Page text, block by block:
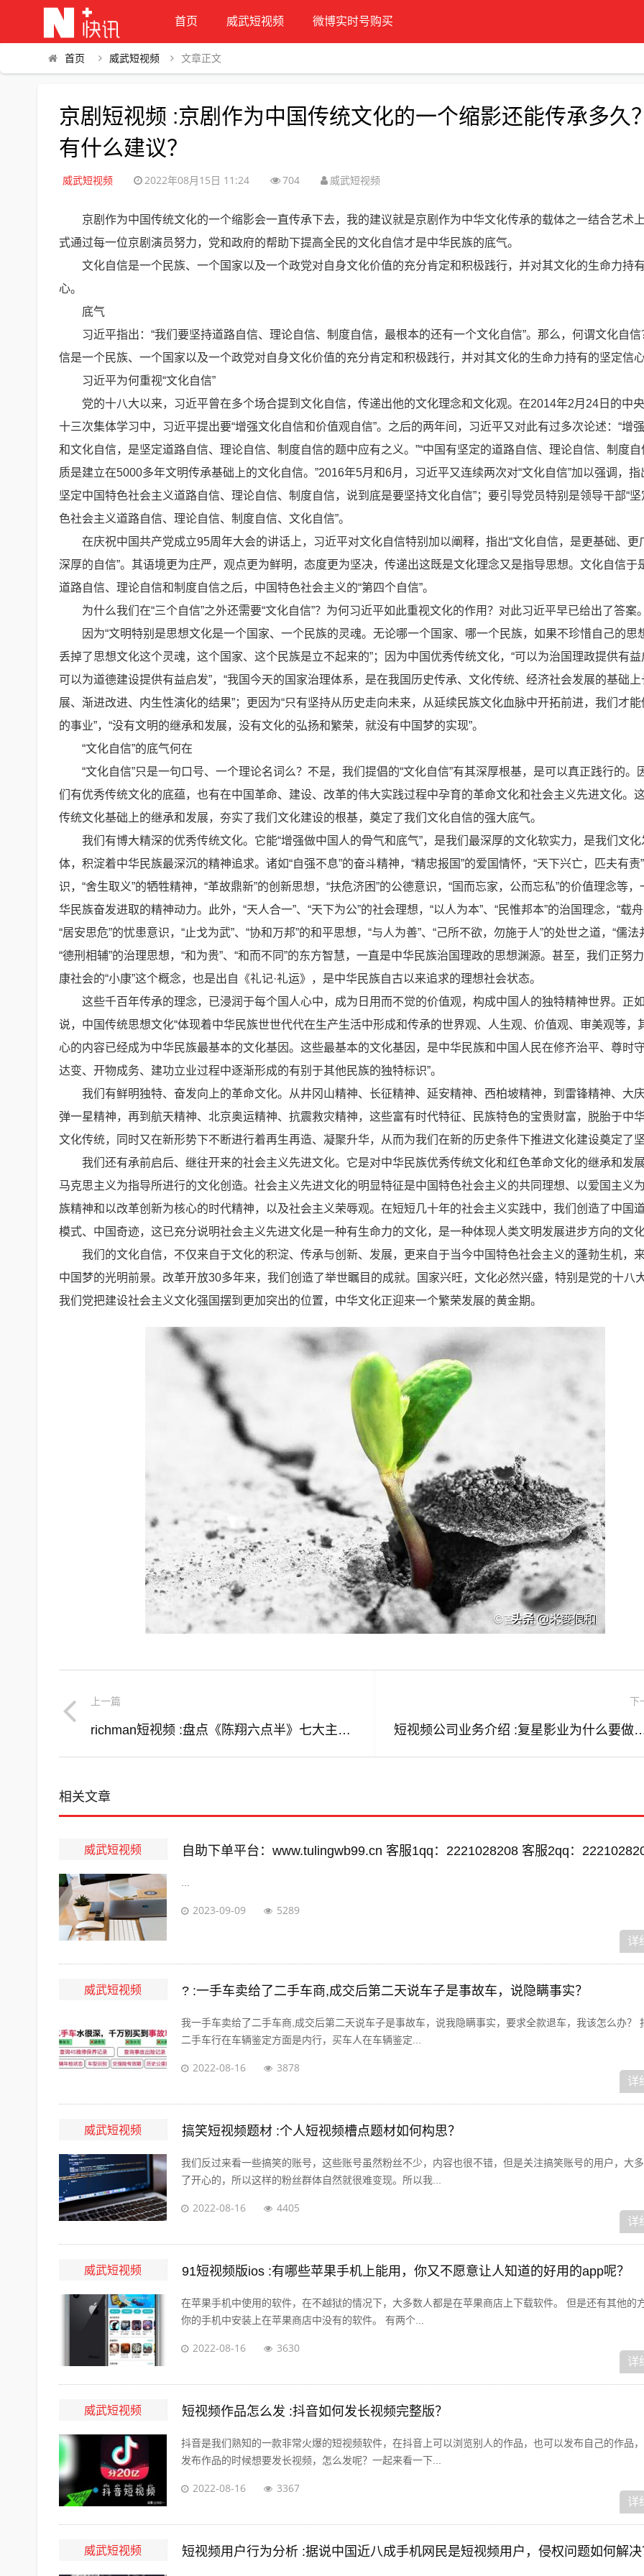
首页 威武短视频 微博实时号购买
首页 威武短视频 文章正文
京剧短视频 :京剧作为中国传统文化的一个缩影还能传承多久
有什么建议？
威武短视频 2022年08月15日 11:24 704 威武短视频
京剧作为中国传统文化的一个缩影会一直传承下去，我的建议就是京剧作为中华文化传承的载体之一结合艺术
式通过每一位京剧演员努力，党和政府的帮助下提高全民的文化自信才是中华民族的底气。
文化自信是一个民族、一个国家以及一个政党对自身文化价值的充分肯定和积极践行，并对其文化的生命力持
心。
底气
习近平指出：“我们要坚持道路自信、理论自信、制度自信，最根本的还有一个文化自信”。那么，何谓文化自信
信是一个民族、一个国家以及一个政党对自身文化价值的充分肯定和积极践行，并对其文化的生命力持有的坚定信心
习近平为何重视“文化自信”
党的十八大以来，习近平曾在多个场合提到文化自信，传递出他的文化理念和文化观。在2014年2月24日的中
十三次集体学习中，习近平提出要“增强文化自信和价值观自信”。之后的两年间，习近平又对此有过多次论述：“增
和文化自信，是坚定道路自信、理论自信、制度自信的题中应有之义。”“中国有坚定的道路自信、理论自信、制度
质是建立在5000多年文明传承基础上的文化自信。”2016年5月和6月，习近平又连续两次对“文化自信”加以强调，指
坚定中国特色社会主义道路自信、理论自信、制度自信，说到底是要坚持文化自信”；要引导党员特别是领导干部“
色社会主义道路自信、理论自信、制度自信、文化自信”。
在庆祝中国共产党成立95周年大会的讲话上，习近平对文化自信特别加以阐释，指出“文化自信，是更基础、更
深厚的自信”。其语境更为庄严，观点更为鲜明，态度更为坚决，传递出这既是文化理念又是指导思想。文化自信于
道路自信、理论自信和制度自信之后，中国特色社会主义的“第四个自信”。
为什么我们在“三个自信”之外还需要“文化自信”？为何习近平如此重视文化的作用？对此习近平早已给出了答案。
因为“文明特别是思想文化是一个国家、一个民族的灵魂。无论哪一个国家、哪一个民族，如果不珍惜自己的思
丢掉了思想文化这个灵魂，这个国家、这个民族是立不起来的”；因为中国优秀传统文化，“可以为治国理政提供有益
可以为道德建设提供有益启发”，“我国今天的国家治理体系，是在我国历史传承、文化传统、经济社会发展的基础上
展、渐进改进、内生性演化的结果”；更因为“只有坚持从历史走向未来，从延续民族文化血脉中开拓前进，我们才能
的事业”，“没有文明的继承和发展，没有文化的弘扬和繁荣，就没有中国梦的实现”。
“文化自信”的底气何在
“文化自信”只是一句口号、一个理论名词么？不是，我们提倡的“文化自信”有其深厚根基，是可以真正践行的。
们有优秀传统文化的底蕴，也有在中国革命、建设、改革的伟大实践过程中孕育的革命文化和社会主义先进文化。
传统文化基础上的继承和发展，夯实了我们文化建设的根基，奠定了我们文化自信的强大底气。
我们有博大精深的优秀传统文化。它能“增强做中国人的骨气和底气”，是我们最深厚的文化软实力，是我们文化
体，积淀着中华民族最深沉的精神追求。诸如“自强不息”的奋斗精神，“精忠报国”的爱国情怀，“天下兴亡，匹夫有责
识，“舍生取义”的牺牲精神，“革故鼎新”的创新思想，“扶危济困”的公德意识，“国而忘家，公而忘私”的价值理念等，
华民族奋发进取的精神动力。此外，“天人合一”、“天下为公”的社会理想，“以人为本”、“民惟邦本”的治国理念，“载舟
“居安思危”的忧患意识，“止戈为武”、“协和万邦”的和平思想，“与人为善”、“己所不欲，勿施于人”的处世之道，“儒法
“德刑相辅”的治理思想，“和为贵”、“和而不同”的东方智慧，一直是中华民族治国理政的思想渊源。甚至，我们正努
康社会的“小康”这个概念，也是出自《礼记·礼运》，是中华民族自古以来追求的理想社会状态。
这些千百年传承的理念，已浸润于每个国人心中，成为日用而不觉的价值观，构成中国人的独特精神世界。正
说，中国传统思想文化“体现着中华民族世世代代在生产生活中形成和传承的世界观、人生观、价值观、审美观等，
心的内容已经成为中华民族最基本的文化基因。这些最基本的文化基因，是中华民族和中国人民在修齐治平、尊时
达变、开物成务、建功立业过程中逐渐形成的有别于其他民族的独特标识”。
我们有鲜明独特、奋发向上的革命文化。从井冈山精神、长征精神、延安精神、西柏坡精神，到雷锋精神、大
弹一星精神，再到航天精神、北京奥运精神、抗震救灾精神，这些富有时代特征、民族特色的宝贵财富，脱胎于中
文化传统，同时又在新形势下不断进行着再生再造、凝聚升华，从而为我们在新的历史条件下推进文化建设奠定了坚
我们还有承前启后、继往开来的社会主义先进文化。它是对中华民族优秀传统文化和红色革命文化的继承和发
马克思主义为指导所进行的文化创造。社会主义先进文化的明显特征是中国特色社会主义的共同理想、以爱国主义
族精神和以改革创新为核心的时代精神，以及社会主义荣辱观。在短短几十年的社会主义实践中，我们创造了中国
模式、中国奇迹，这已充分说明社会主义先进文化是一种有生命力的文化，是一种体现人类文明发展进步方向的文化
我们的文化自信，不仅来自于文化的积淀、传承与创新、发展，更来自于当今中国特色社会主义的蓬勃生机，
中国梦的光明前景。改革开放30多年来，我们创造了举世瞩目的成就。国家兴旺，文化必然兴盛，特别是党的十八大
我们党把建设社会主义文化强国摆到更加突出的位置，中华文化正迎来一个繁荣发展的黄金期。
上一篇
richman短视频 :盘点《陈翔六点半》七大主创人员，你最喜欢哪一位？
下
短视频公司业务介绍 :复星影业
相关文章
威武短视频 自助下单平台：www.tulingwb99.cn 客服1qq：2221028208 客服2qq：
2023-09-09 5289
详
威武短视频 ? :一手车卖给了二手车商,成交后第二天说车子是事故车，说隐瞒事实？
我一手车卖给了二手车商,成交后第二天说车子是事故车，说我隐瞒事实，要求全款退车，我该怎么办？
二手车行在车辆鉴定方面是内行，买车人在车辆鉴定...
2022-08-16 3878
详
威武短视频 搞笑短视频题材 :个人短视频槽点题材如何构思？
我们反过来看一些搞笑的账号，这些账号虽然粉丝不少，内容也很不错，但是关注搞笑账号的用户，大
了开心的，所以这样的粉丝群体自然就很难变现。所以我...
2022-08-16 4405
详
威武短视频 91短视频版ios :有哪些苹果手机上能用，你又不愿意让人知道的好用的app呢？
在苹果手机中使用的软件，在不越狱的情况下，大多数人都是在苹果商店上下载软件。 但是还有其他的
你的手机中安装上在苹果商店中没有的软件。 有两个...
2022-08-16 3630
详
威武短视频 短视频作品怎么发 :抖音如何发长视频完整版？
抖音是我们熟知的一款非常火爆的短视频软件，在抖音上可以浏览别人的作品，也可以发布自己的作品
发布作品的时候想要发长视频，怎么发呢？一起来看一下...
2022-08-16 3367
详
威武短视频 短视频用户行为分析 :据说中国近八成手机网民是短视频用户，侵权问题如何解决